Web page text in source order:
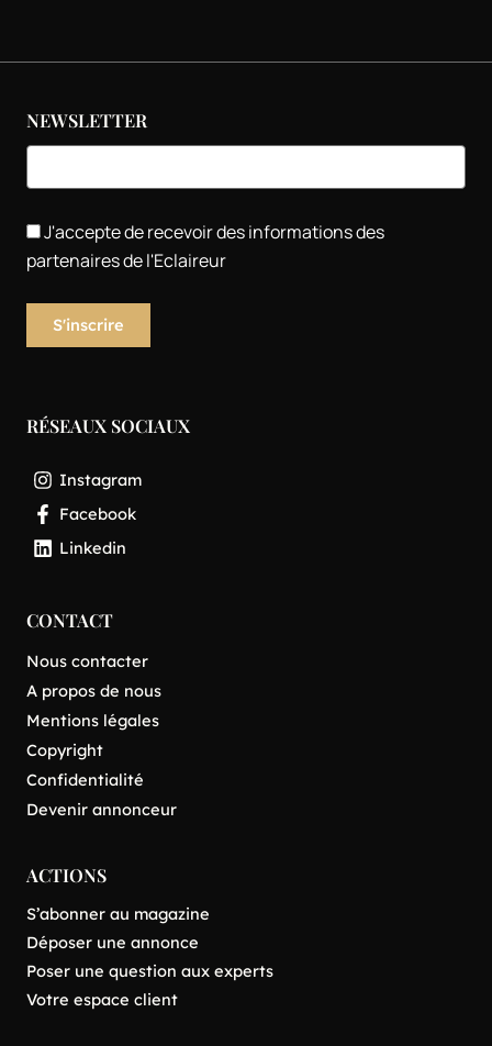
NEWSLETTER
J'accepte de recevoir des informations des
partenaires de l'Eclaireur
RÉSEAUX SOCIAUX
Instagram
Facebook
Linkedin
CONTACT
Nous contacter
A propos de nous
Mentions légales
Copyright
Confidentialité
Devenir annonceur
ACTIONS
S’abonner au magazine
Déposer une annonce
Poser une question aux experts
Votre espace client